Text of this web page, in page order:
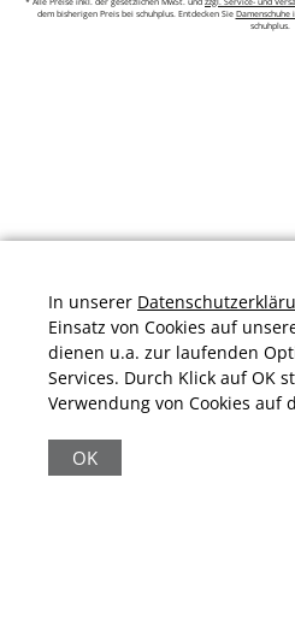
dem bisherigen Preis bei schuhplus. Entdecken Sie Damenschuhe
schuhplus.
|
Bewertungsgrundlage des
In unserer
Einsatz von Cookies auf
dienen u.a. zur laufenden
Services. Durch Klick auf OK
Verwendung von Cookies auf
OK